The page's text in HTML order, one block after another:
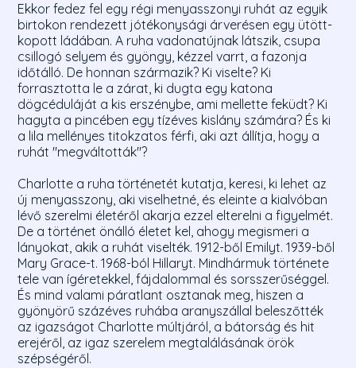
Ekkor fedez fel egy régi menyasszonyi ruhát az egyik
birtokon rendezett jótékonysági árverésen egy ütött-
kopott ládában. A ruha vadonatújnak látszik, csupa
csillogó selyem és gyöngy, kézzel varrt, a fazonja
időtálló. De honnan származik? Ki viselte? Ki
forrasztotta le a zárat, ki dugta egy katona
dögcéduláját a kis erszénybe, ami mellette feküdt? Ki
hagyta a pincében egy tízéves kislány számára? És ki
a lila mellényes titokzatos férfi, aki azt állítja, hogy a
ruhát "megváltották"?
Charlotte a ruha történetét kutatja, keresi, ki lehet az
új menyasszony, aki viselhetné, és eleinte a kialvóban
lévő szerelmi életéről akarja ezzel elterelni a figyelmét.
De a történet önálló életet kel, ahogy megismeri a
lányokat, akik a ruhát viselték. 1912-ből Emilyt. 1939-ből
Mary Grace-t. 1968-ból Hillaryt. Mindhármuk története
tele van ígéretekkel, fájdalommal és sorsszerűséggel.
És mind valami páratlant osztanak meg, hiszen a
gyönyörű százéves ruhába aranyszállal beleszőtték
az igazságot Charlotte múltjáról, a bátorság és hit
erejéről, az igaz szerelem megtalálásának örök
szépségéről.